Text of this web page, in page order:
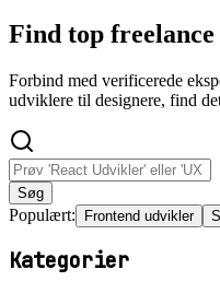
Find top
Forbind med verificerede
udviklere til designere, find
Søg
Populært: Frontend udvikler
Kategorier